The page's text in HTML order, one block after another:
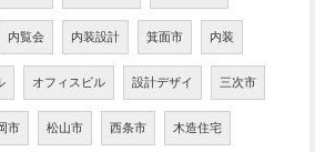
内覧会 内装設計 箕面市 内装
オフィスビル 設計デザイ 三次市
市 松山市 西条市 木造住宅